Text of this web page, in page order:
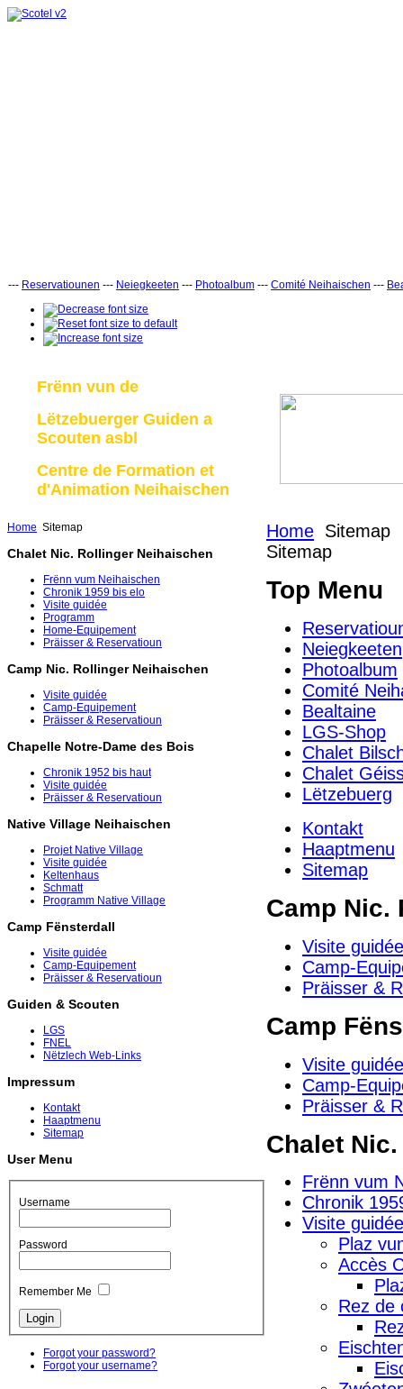
--- Reservatiounen --- Neiegkeeten --- Photoalbum --- Comité Neihaischen ---
Frënn vun de
Lëtzebuerger Guiden a
Scouten asbl
Centre de Formation et
d'Animation Neihaischen
Home Sitemap
Chalet Nic. Rollinger Neihaischen
Frënn vum Neihaischen
Chronik 1959 bis elo
Visite guidée
Programm
Home-Equipement
Präisser & Reservatioun
Camp Nic. Rollinger Neihaischen
Visite guidée
Camp-Equipement
Präisser & Reservatioun
Chapelle Notre-Dame des Bois
Chronik 1952 bis haut
Visite guidée
Präisser & Reservatioun
Native Village Neihaischen
Projet Native Village
Visite guidée
Keltenhaus
Schmatt
Programm Native Village
Camp Fënsterdall
Visite guidée
Camp-Equipement
Präisser & Reservatioun
Guiden & Scouten
LGS
FNEL
Nëtzlech Web-Links
Impressum
Kontakt
Haaptmenu
Sitemap
User Menu
Username
Password
Remember Me
Forgot your password?
Forgot your username?
Home Sitemap
Sitemap
Top Menu
Neiegkeeten
Photoalbum
Comité
Bealtaine
LGS-Shop
Chalet
Chalet
Lëtzebuerg
Kontakt
Haaptmenu
Sitemap
Camp Nic.
Visite guidée
Camp-
Präisser &
Camp
Visite guidée
Camp-
Präisser &
Chalet
Frënn vum
Chronik
Visite guidée
Plaz
Accès
Rez de